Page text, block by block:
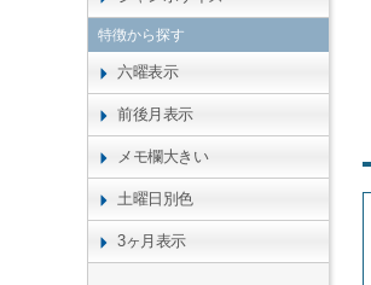
特徴から探す
六曜表示
前後月表示
メモ欄大きい
土曜日別色
3ヶ月表示